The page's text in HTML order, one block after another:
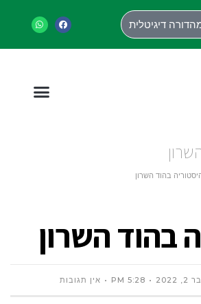
דיגיטלית
בהוד השרון
בהוד השרון
5:28 PM אין תגובות